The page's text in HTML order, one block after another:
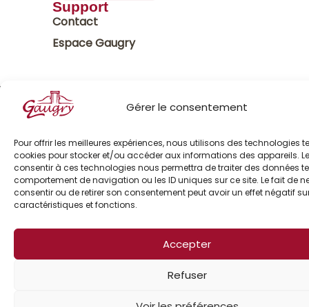
Gérer le consentement
Pour offrir les meilleures expériences, nous utilisons des technologies
cookies pour stocker et/ou accéder aux informations des appareils.
consentir à ces technologies nous permettra de traiter des données
comportement de navigation ou les ID uniques sur ce site. Le fait de
consentir ou de retirer son consentement peut avoir un effet négatif
caractéristiques et fonctions.
Accepter
Refuser
Support
Contact
Espace Gaugry
Gaugry - Tous droits réservés 2025
Mentions légales
Français